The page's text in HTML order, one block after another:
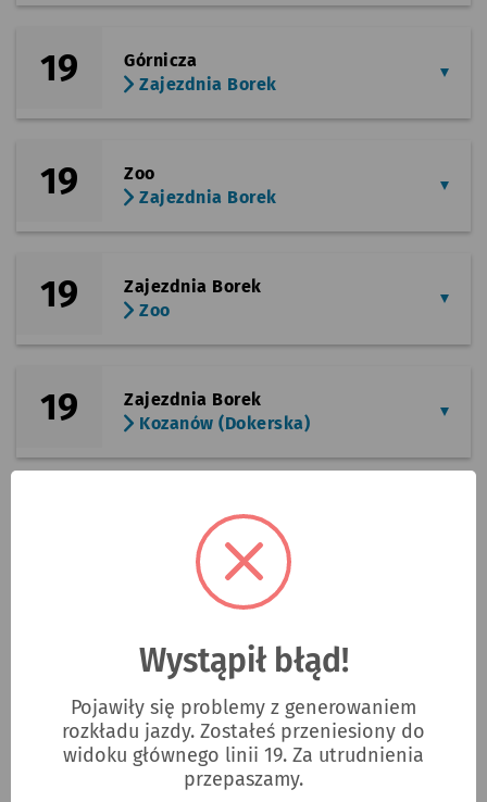
19
Górnicza
Zajezdnia Borek
19
Zoo
Zajezdnia Borek
19
Zajezdnia Borek
Zoo
19
Zajezdnia Borek
Kozanów (Dokerska)
Zgłoś błąd w rozkładach jazdy
REKLAMA
ad
Wystąpił błąd!
Pojawiły się problemy z generowaniem
rozkładu jazdy. Zostałeś przeniesiony do
widoku głównego linii 19. Za utrudnienia
przepaszamy.